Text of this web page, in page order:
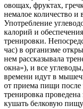
овощах, фруктах,
немалое количество и
Употребление
калорий и
тренировки.
час) в организме
нем рассказывала
окна»), и все
времени идут в
от приема пищи после
тренировка
кушать белковую